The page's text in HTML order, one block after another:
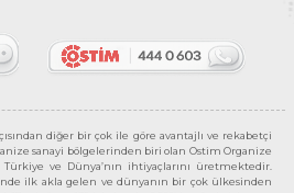
diğer bir çok ile göre avantajlı ve rekabetçi
sanayi bölgelerinden biri olan Ostim Organize
Türkiye ve Dünya’nın ihtiyaçlarını üretmektedir.
ilk akla gelen ve dünyanın bir çok ülkesinden